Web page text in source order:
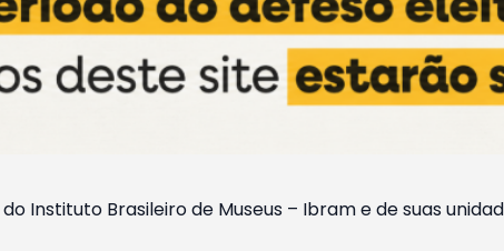
Instituto Brasileiro de Museus – Ibram e de suas